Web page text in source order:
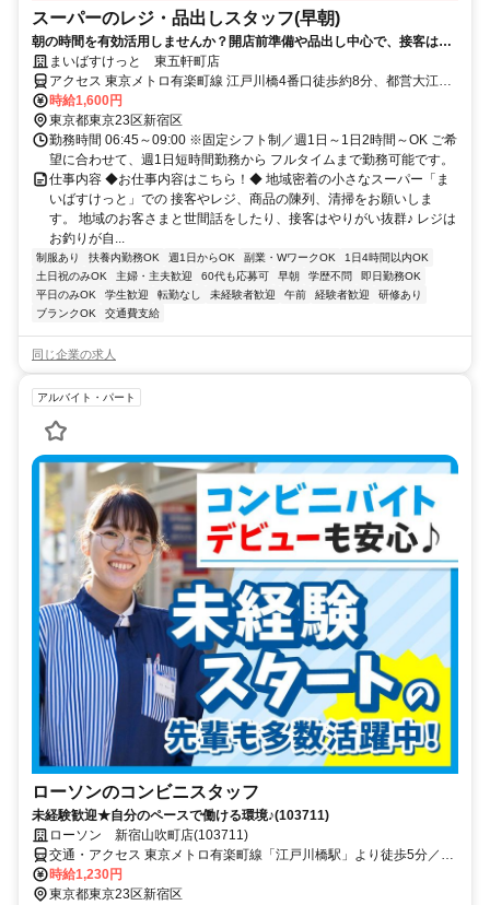
スーパーのレジ・品出しスタッフ(早朝)
朝の時間を有効活用しませんか？開店前準備や品出し中心で、接客は少
なめ！短時間でもしっかり働けて家事や本業前の“朝活バイト”にピッタ
リ！
まいばすけっと 東五軒町店
アクセス 東京メトロ有楽町線 江戸川橋4番口徒歩約8分、都営大江戸
線 飯田橋C1口徒歩約10分、東京メトロ有楽町線 飯田橋C1口徒歩約
10分 ★週1日～OK ★日祝時給50円UP
時給1,600円
東京都東京23区新宿区
勤務時間 06:45～09:00 ※固定シフト制／週1日～1日2時間～OK ご希
望に合わせて、週1日短時間勤務から フルタイムまで勤務可能です。
仕事内容 ◆お仕事内容はこちら！◆ 地域密着の小さなスーパー「ま
いばすけっと」での 接客やレジ、商品の陳列、清掃をお願いしま
す。 地域のお客さまと世間話をしたり、接客はやりがい抜群♪ レジは
お釣りが自...
制服あり 扶養内勤務OK 週1日からOK 副業・WワークOK
1日4時間以内OK
土日祝のみOK
主婦・主夫歓迎 60代も応募可 早朝 学歴不問
即日勤務OK
平日のみOK
学生歓迎 転勤なし 未経験者歓迎 午前 経験者歓迎
研修あり
ブランクOK
交通費支給
同じ企業の求人
アルバイト・パート
ローソンのコンビニスタッフ
未経験歓迎★自分のペースで働ける環境♪(103711)
ローソン 新宿山吹町店(103711)
交通・アクセス 東京メトロ有楽町線「江戸川橋駅」より徒歩5分／東
西線「神楽坂駅」より徒歩8分
時給1,230円
東京都東京23区新宿区